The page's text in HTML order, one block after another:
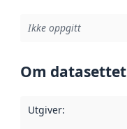
Ikke oppgitt
Om datasettet
Utgiver: